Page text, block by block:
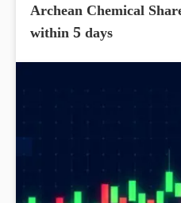
Archean Chemical
within 5 days